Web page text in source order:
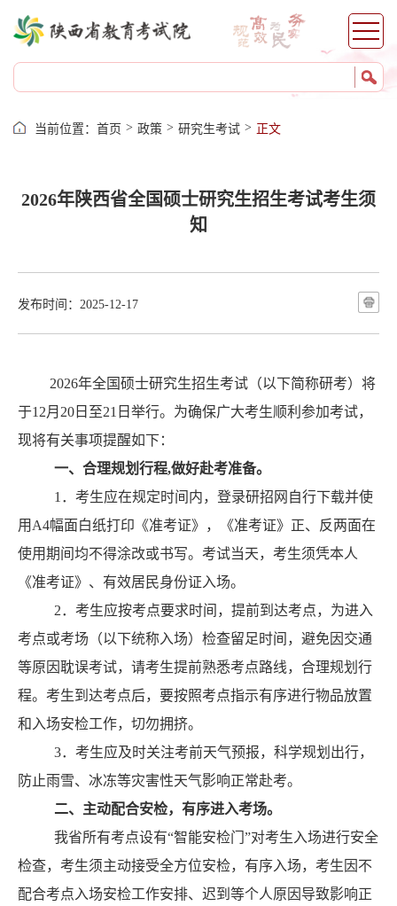
当前位置： 首页 > 政策 > 研究生考试 > 正文
2026年陕西省全国硕士研究生招生考试考生须
知
发布时间：2025-12-17
2026年全国硕士研究生招生考试（以下简称研考）将
于12月 20 日至21 日举行。为确保广大考生顺利参加考试，
现将有关事项提醒如下：
一、合理规划行程,做好赴考准备。
1 ． 考生应在规定时间内， 登录研招网 自行下载并使
用 A4幅面白纸打印《准考证》，《准考证》正、反两面在
使用期间均不得涂改或书写。 考试当天，考生须凭本人
《准考证》、有效居民身份证入场。
2． 考生应按考点要求时间，提前到达考点，为进入
考点或考场（以下统称入场） 检查留足时间，避免因交通
等原因耽误考试，请考生提前熟悉考点路线，合理规划行
程。考生到达考点后，要按照考点指示有序进行物品放置
和入场安检工作，切勿拥挤。
3． 考生应及时关注考前天气预报，科学规划出行，
防止雨雪、冰冻等灾害性天气影响正常赴考。
二、主动配合安检，有序进入考场。
我省所有考点设有“智能安检门”对考生入场进行安全
检查， 考生须主动接受全方位安检，有序入场，考生因不
配合考点入场安检工作安排、迟到等个人原因导致影响正